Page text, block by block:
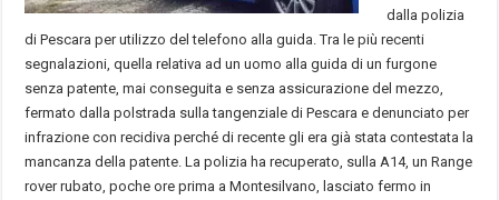
dalla polizia
di Pescara per utilizzo del telefono alla guida. Tra le più recenti
segnalazioni, quella relativa ad un uomo alla guida di un furgone
senza patente, mai conseguita e senza assicurazione del mezzo,
fermato dalla polstrada sulla tangenziale di Pescara e denunciato per
infrazione con recidiva perché di recente gli era già stata contestata la
mancanza della patente. La polizia ha recuperato, sulla A14, un Range
rover rubato, poche ore prima a Montesilvano, lasciato fermo in